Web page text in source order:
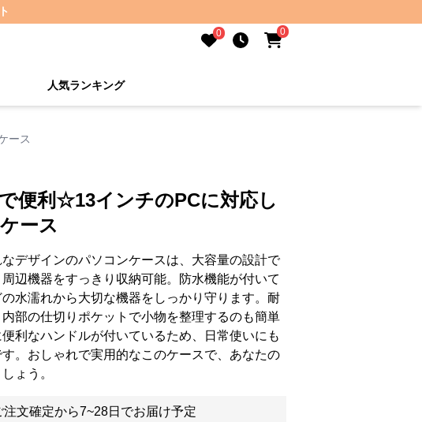
0 0
人気ランキング
ース
便利☆13インチのPCに対応し
ース
デザインのパソコンケースは、大容量の設計で
辺機器をすっきり収納可能。防水機能が付いて
水濡れから大切な機器をしっかり守ります。耐
部の仕切りポケットで小物を整理するのも簡単
利なハンドルが付いているため、日常使いにも
。おしゃれで実用的なこのケースで、あなたの
ょう。
注文確定から7~28日でお届け予定